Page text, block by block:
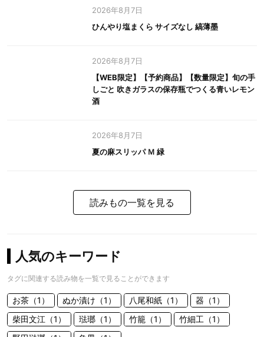
2026年8月7日
ひんやり塩まくら サイズなし 縞薄墨
2026年8月7日
【WEB限定】【予約商品】【数量限定】旬の手
しごと 吹きガラスの保存瓶でつくる青いレモン
酒
2026年8月7日
夏の麻スリッパ Ｍ 緑
読みもの一覧を見る
人気のキーワード
タグに関連する読み物を一覧で見ることができます
お茶（1） ぬか漬け（1） 八尾和紙（1）
器（1）
柴田文江（1）
琺瑯（1） 竹籠（1）
竹細工（1）